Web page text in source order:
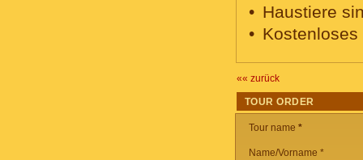
Haustiere
«« zurück
TOUR ORDER
Tour name *
Name/Vorname *